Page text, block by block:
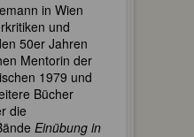
in Wien
und
50er Jahren
Mentorin der
1979 und
Bücher
die
Einübung in